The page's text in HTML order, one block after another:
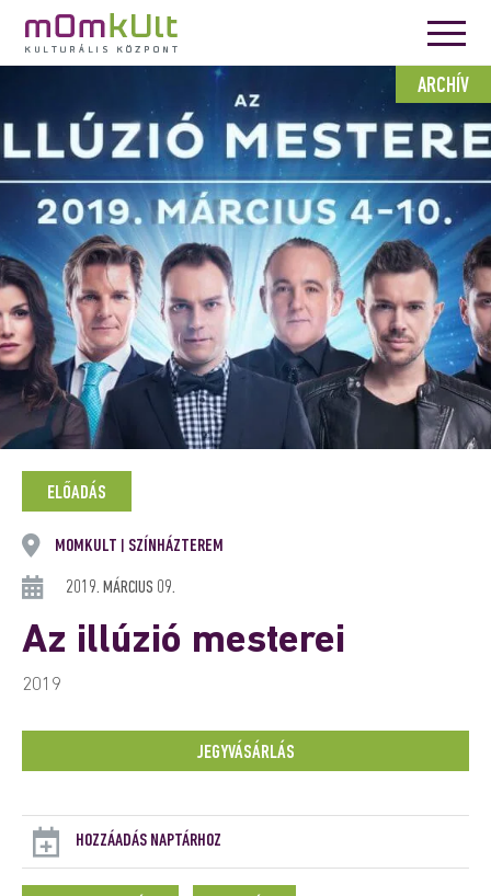
ARCHÍV
ELŐADÁS
MOMKULT SZÍNHÁZTEREM
2019. MÁRCIUS 09.
Az illúzió mesterei
2019
JEGYVÁSÁRLÁS
HOZZÁADÁS NAPTÁRHOZ